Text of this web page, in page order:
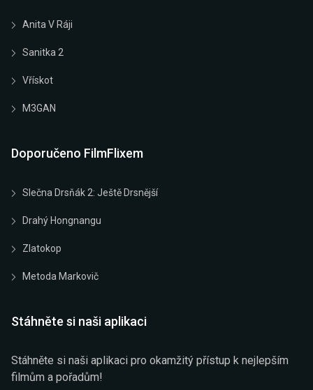
Anita V Ráji
Sanitka 2
Vřískot
M3GAN
Doporučeno FilmFlixem
Slečna Drsňák 2: Ještě Drsnější
Drahý Hongnangu
Zlatokop
Metoda Markovič
Stáhněte si naši aplikaci
Stáhněte si naši aplikaci pro okamžitý přístup k nejlepším
filmům a pořadům!